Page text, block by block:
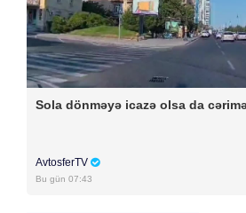
Sola dönməyə icazə olsa da cərimə
AvtosferTV
Bu gün 07:43